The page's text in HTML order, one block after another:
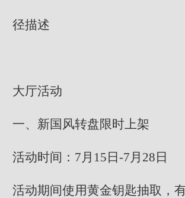
径描述
大厅活动
一、新国风转盘限时上架
活动时间：7月15日-7月28日
活动期间使用黄金钥匙抽取，